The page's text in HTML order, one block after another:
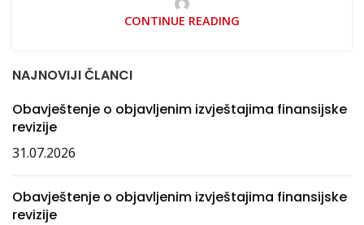
CONTINUE READING
NAJNOVIJI ČLANCI
Obavještenje o objavljenim izvještajima finansijske
revizije
31.07.2026
Obavještenje o objavljenim izvještajima finansijske
revizije